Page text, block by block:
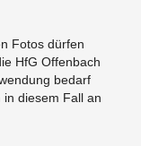
Fotos dürfen
HfG Offenbach
bedarf
diesem Fall an